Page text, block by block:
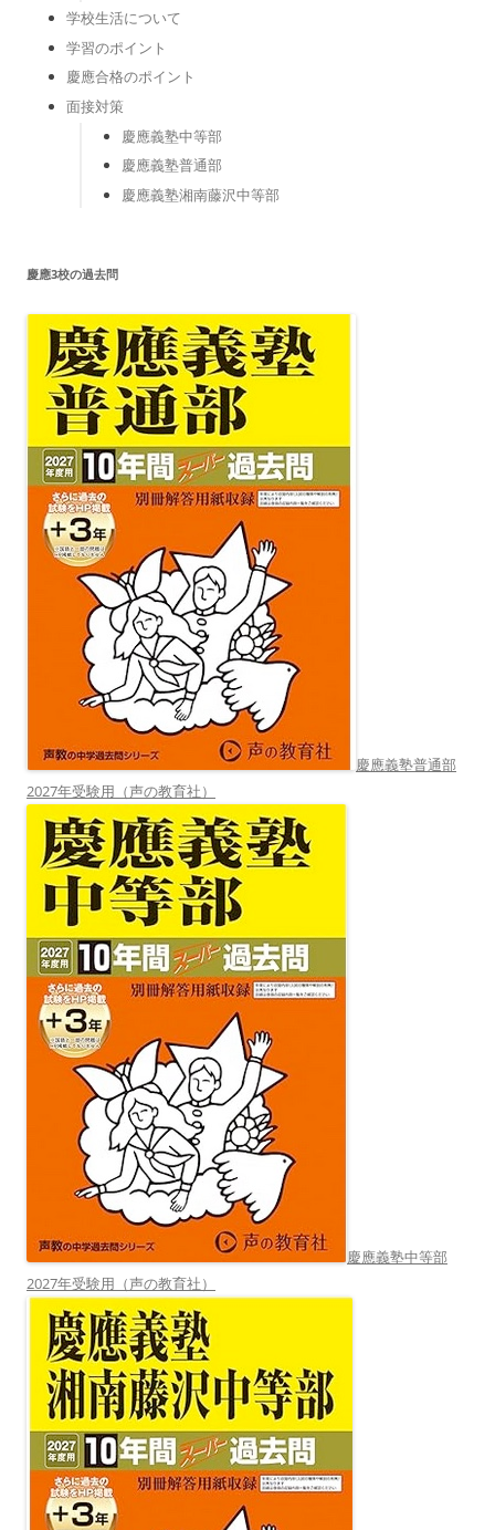
学校生活について
学習のポイント
慶應合格のポイント
面接対策
慶應義塾中等部
慶應義塾普通部
慶應義塾湘南藤沢中等部
慶應3校の過去問
慶應義塾普通部
2027年受験用（声の教育社）
慶應義塾中等部
2027年受験用（声の教育社）